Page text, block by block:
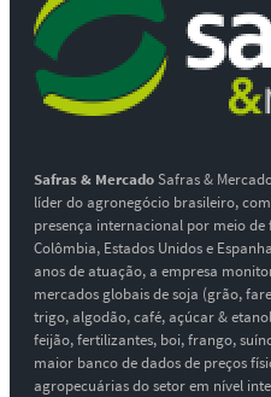
Safras & MercadoSafras &
líder do agronegócio brasileiro,
presença internacional por meio
Colômbia, Estados Unidos e
anos de atuação, a empresa
mercados globais de soja (grão,
trigo, algodão, café, açúcar &
feijão, fertilizantes, boi, frango,
maior banco de dados de preços
agropecuárias do setor em nível